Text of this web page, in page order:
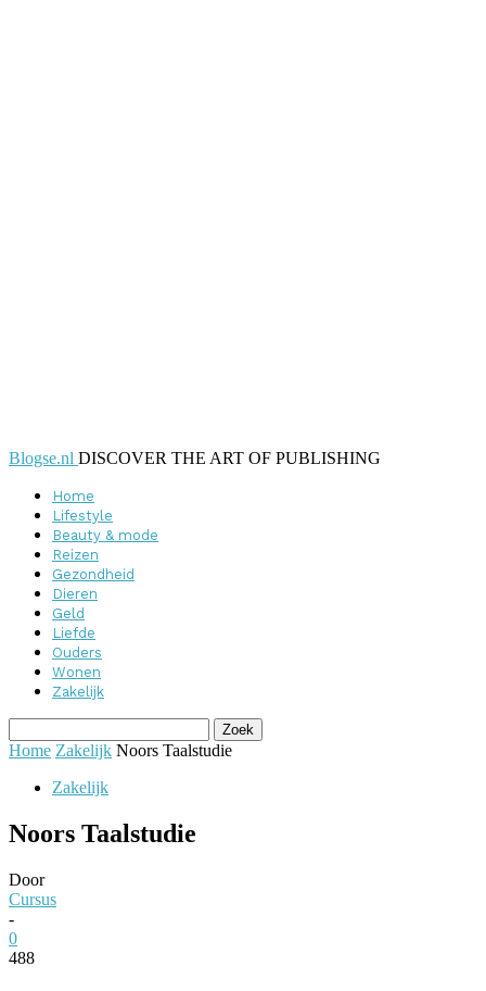
Blogse.nl DISCOVER THE ART OF PUBLISHING
Home
Lifestyle
Beauty & mode
Reizen
Gezondheid
Dieren
Geld
Liefde
Ouders
Wonen
Zakelijk
Home Zakelijk Noors Taalstudie
Zakelijk
Noors Taalstudie
Door
Cursus
-
0
488